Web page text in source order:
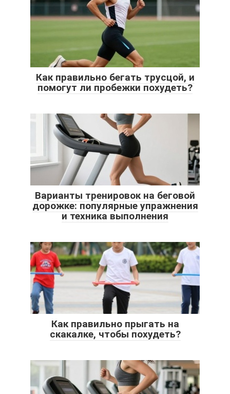
Как правильно бегать трусцой, и
помогут ли пробежки похудеть?
Варианты тренировок на беговой
дорожке: популярные упражнения
и техника выполнения
Как правильно прыгать на
скакалке, чтобы похудеть?